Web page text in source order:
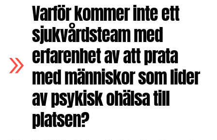
Varför kommer inte ett
sjukvårdsteam med
erfarenhet av att prata
med människor som lider
av psykisk ohälsa till
platsen?